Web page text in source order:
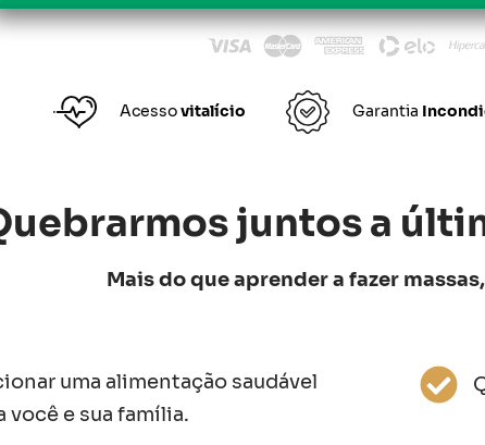
Acessovitalício Garantia
juntos a
Mais do que aprender a fazer
uma alimentação saudável
você e sua família.